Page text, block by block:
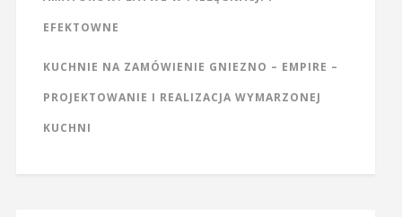
EFEKTOWNE
KUCHNIE NA ZAMÓWIENIE GNIEZNO – EMPIRE –
PROJEKTOWANIE I REALIZACJA WYMARZONEJ
KUCHNI